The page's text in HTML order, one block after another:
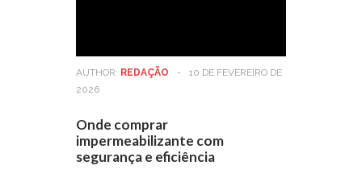
AUTHOR: REDAÇÃO -
10 DE FEVEREIRO DE
2026
Onde comprar
impermeabilizante com
segurança e eficiência